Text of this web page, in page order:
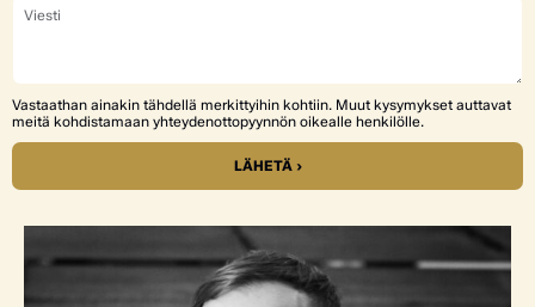
Vastaathan ainakin tähdellä merkittyihin kohtiin. Muut kysymykset auttavat
meitä kohdistamaan yhteydenottopyynnön oikealle henkilölle.
LÄHETÄ ›